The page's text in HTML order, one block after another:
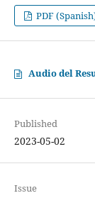
PDF
Audio del
Published
2023-05-02
Issue